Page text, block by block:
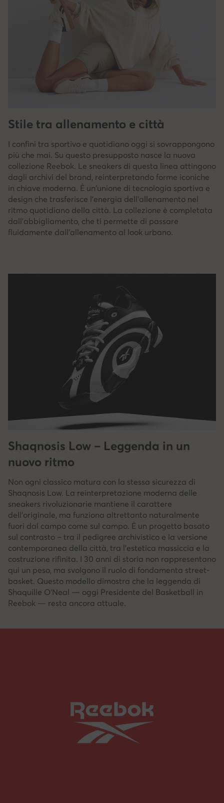
Stile tra allenamento e città
I confini tra sportivo e quotidiano oggi si sovrappongono
più che mai. Su questo presupposto nasce la nuova
collezione Reebok. Le sneakers di questa linea attingono
dagli archivi del brand, reinterpretando forme iconiche
in chiave moderna. È un'unione di tecnologia sportiva e
design che trasferisce l'energia dell'allenamento nel
ritmo quotidiano della città. La collezione è completata
dall'abbigliamento, che ti permette di passare
fluidamente dall'allenamento al look urbano.
Shaqnosis Low – Leggenda in un
nuovo ritmo
Non ogni classico matura con la stessa sicurezza di
Shaqnosis Low. La reinterpretazione moderna delle
sneakers rivoluzionarie mantiene il carattere
dell’originale, ma funziona altrettanto naturalmente
fuori dal campo come sul campo. È un progetto basato
sul contrasto – tra il pedigree archivistico e la versione
contemporanea della città, tra l’estetica massiccia e la
costruzione rifinita. I 30 anni di storia non rappresentano
qui un peso, ma svolgono il ruolo di fondamenta street-
basket. Questo modello dimostra che la leggenda di
Shaquille O’Neal — oggi Presidente del Basketball in
Reebok — resta ancora attuale.